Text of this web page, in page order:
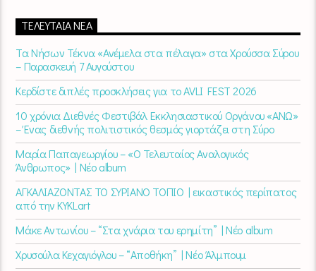
ΤΕΛΕΥΤΑΊΑ ΝΈΑ
Τα Νήσων Τέκνα «Ανέμελα στα πέλαγα» στα Χρούσσα Σύρου
– Παρασκευή 7 Αυγούστου
Κερδίστε διπλές προσκλήσεις για το AVLI FEST 2026
10 χρόνια Διεθνές Φεστιβάλ Εκκλησιαστικού Οργάνου «ΑΝΩ»
– Ένας διεθνής πολιτιστικός θεσμός γιορτάζει στη Σύρο​
Μαρία Παπαγεωργίου – «Ο Τελευταίος Αναλογικός
Άνθρωπος» | Νέο album
ΑΓΚΑΛΙΑΖΟΝΤΑΣ ΤΟ ΣΥΡΙΑΝΟ ΤΟΠΙΟ | εικαστικός περίπατος
από την KYKLart
Μάκε Αντωνίου – “Στα χνάρια του ερημίτη” | Νέο album
Χρυσούλα Κεχαγιόγλου – “Αποθήκη” | Νέο Άλμπουμ